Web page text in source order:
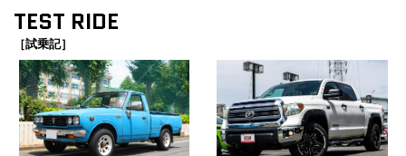
TEST RIDE
［試乗記］